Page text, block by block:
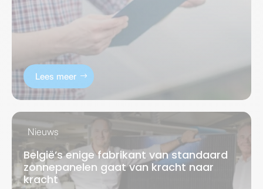
Lees meer
Nieuws
België’s enige fabrikant van standaard
zonnepanelen gaat van kracht naar
kracht